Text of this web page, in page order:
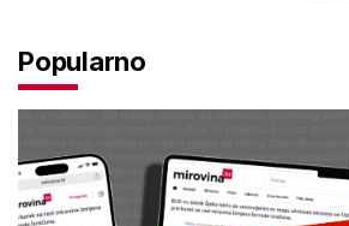
Popularno